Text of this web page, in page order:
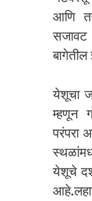
आणि
सजावट
येशूचा
म्हणून
परंपरा
येशूचे